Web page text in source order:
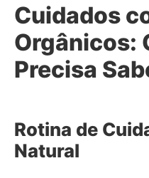
Cuidados
Orgânicos:
Precisa
Rotina de
Natural